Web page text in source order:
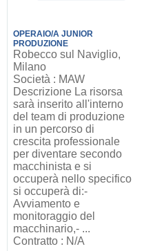
OPERAIO/A JUNIOR
PRODUZIONE
Robecco sul Naviglio,
Milano
Società : MAW
Descrizione La risorsa
sarà inserito all'interno
del team di produzione
in un percorso di
crescita professionale
per diventare secondo
macchinista e si
occuperà nello specifico
si occuperà di:-
Avviamento e
monitoraggio del
macchinario,- ...
Contratto : N/A